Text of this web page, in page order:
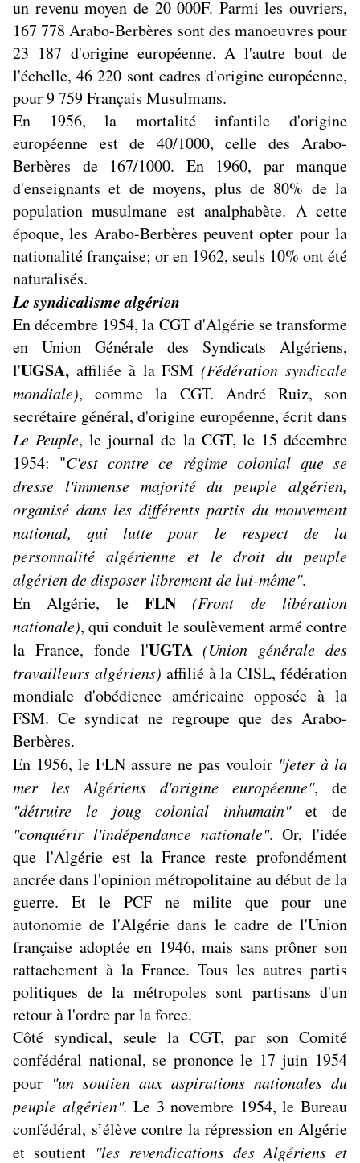
un revenu moyen de 20 000F. Parmi les ouvriers,
167 778 Arabo-Berbères sont des manoeuvres pour
23 187 d'origine européenne. A l'autre bout de
l'échelle, 46 220 sont cadres d'origine européenne,
pour 9 759 Français Musulmans.
En 1956, la mortalité infantile d'origine
européenne est de 40/1000, celle des Arabo-
Berbères de 167/1000. En 1960, par manque
d'enseignants et de moyens, plus de 80% de la
population musulmane est analphabète. A cette
époque, les Arabo-Berbères peuvent opter pour la
nationalité française; or en 1962, seuls 10% ont été
naturalisés.
Le syndicalisme algérien
En décembre 1954, la CGT d'Algérie se transforme
en Union Générale des Syndicats Algériens,
l'UGSA, affiliée à la FSM(Fédération syndicale
mondiale), comme la CGT. André Ruiz, son
secrétaire général, d'origine européenne, écrit dans
Le Peuple, le journal de la CGT, le 15 décembre
1954: "C'est contre ce régime colonial que se
dresse l'immense majorité du peuple algérien,
organisé dans les différents partis du mouvement
national, qui lutte pour le respect de la
personnalité algérienne et le droit du peuple
algérien de disposer librement de lui-même".
En Algérie, le FLN
(Front de libération
nationale), qui conduit le soulèvement armé contre
la France, fonde l'UGTA (Union générale des
travailleurs algériens) affilié à la CISL, fédération
mondiale d'obédience américaine opposée à la
FSM. Ce syndicat ne regroupe que des Arabo-
Berbères.
En 1956, le FLN assure ne pas vouloir "jeter à la
mer les Algériens d'origine européenne", de
"détruire le joug colonial inhumain"et de
"conquérir l'indépendance nationale". Or, l'idée
que l'Algérie est la France reste profondément
ancrée dans l'opinion métropolitaine au début de la
guerre. Et le PCF ne milite que pour une
autonomie de l'Algérie dans le cadre de l'Union
française adoptée en 1946, mais sans prôner son
rattachement à la France. Tous les autres partis
politiques de la métropoles sont partisans d'un
retour à l'ordre par la force.
Côté syndical, seule la CGT, par son Comité
confédéral national, se prononce le 17 juin 1954
pour "un soutien aux aspirations nationales du
peuple algérien". Le 3 novembre 1954, le Bureau
confédéral, s’élève contre la répression en Algérie
et soutient "les revendications des Algériens et